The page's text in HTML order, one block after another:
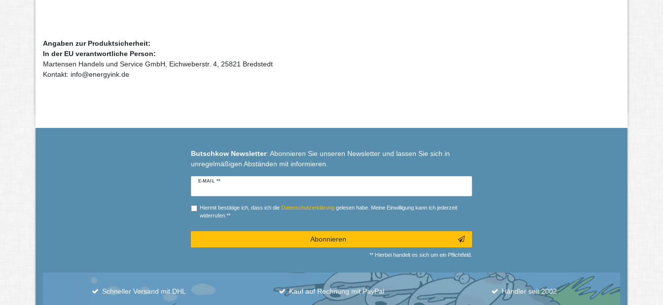
Angaben zur Produktsicherheit:
In der EU verantwortliche Person:
Martensen Handels und Service GmbH, Eichweberstr. 4, 25821 Bredstedt
Kontakt: info@energyink.de
Butschkow Newsletter: Abonnieren Sie unseren Newsletter und lassen Sie sich in
unregelmäßigen Abständen mit informieren.
E-MAIL **
Newsletter
Hiermit bestätige ich, dass ich die Daten­schutz­erklärunggelesen habe. Meine Einwilligung kann ich jederzeit
widerrufen.**
Abonnieren
** Hierbei handelt es sich um ein Pflichtfeld.
Schneller Versand mit DHL Kauf auf Rechnung mit PayPal Händler seit 2002